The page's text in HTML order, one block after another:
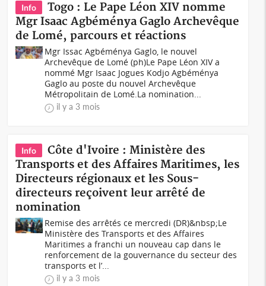
Info
Togo : Le Pape Léon XIV nomme
Mgr Isaac Agbéménya Gaglo Archevêque
de Lomé, parcours et réactions
Mgr Issac Agbéménya Gaglo, le nouvel
Archevêque de Lomé (ph)Le Pape Léon XIV a
nommé Mgr Isaac Jogues Kodjo Agbéménya
Gaglo au poste du nouvel Archevêque
Métropolitain de Lomé.La nomination...
il y a 3 mois
Info
Côte d'Ivoire : Ministère des
Transports et des Affaires Maritimes, les
Directeurs régionaux et les Sous-
directeurs reçoivent leur arrêté de
nomination
Remise des arrêtés ce mercredi (DR)&nbsp;Le
Ministère des Transports et des Affaires
Maritimes a franchi un nouveau cap dans le
renforcement de la gouvernance du secteur des
transports et l’...
il y a 3 mois